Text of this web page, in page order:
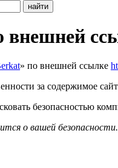
внешней
» по внешней ссылке
за содержимое
безопасностью
о вашей безопасности.